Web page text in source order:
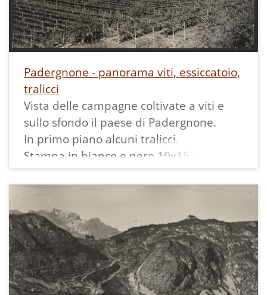
Strada Vezzano-Margone-Ranzo" e
"PROVINCIA m 3/10"
Padergnone - panorama viti, essiccatoio,
tralicci
Vista delle campagne coltivate a viti e
sullo sfondo il paese di Padergnone.
In primo piano alcuni tralicci.
Stampa in bianco e nero 10x15 cm
riportante sul retro scritto a mano
"Padergnone m. 286 (Trentino)
Panorama" ed il timbro "Foto CINE N.
13250 TRENTO".